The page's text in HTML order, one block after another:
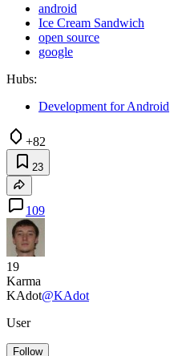
android
Ice Cream Sandwich
open source
google
Hubs:
Development for Android
+82
23
109
19
Karma
KAdot@KAdot
User
Follow